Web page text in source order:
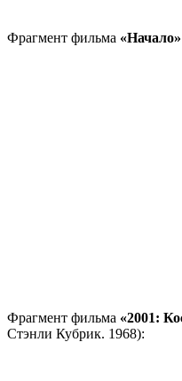
Фрагмент фильма «Начало»
Фрагмент фильма «2001:
Стэнли Кубрик. 1968):